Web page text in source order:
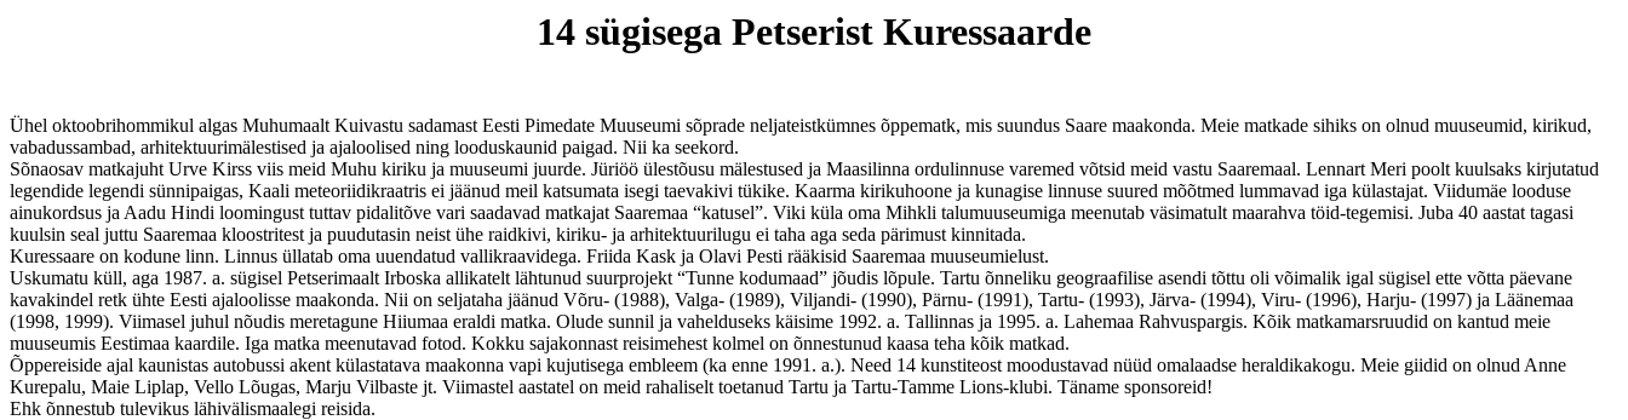
14 sügisega Petserist Kuressaarde
Ühel oktoobrihommikul algas Muhumaalt Kuivastu sadamast Eesti Pimedate Muuseumi sõprade neljateistkümnes õppematk, mis suundus Saare maakonda. Meie matkade sihiks on olnud muuseumid, kirikud,
vabadussambad, arhitektuurimälestised ja ajaloolised ning looduskaunid paigad. Nii ka seekord.
Sõnaosav matkajuht Urve Kirss viis meid Muhu kiriku ja muuseumi juurde. Jüriöö ülestõusu mälestused ja Maasilinna ordulinnuse varemed võtsid meid vastu Saaremaal. Lennart Meri poolt kuulsaks kirjutatud
legendide legendi sünnipaigas, Kaali meteoriidikraatris ei jäänud meil katsumata isegi taevakivi tükike. Kaarma kirikuhoone ja kunagise linnuse suured mõõtmed lummavad iga külastajat. Viidumäe looduse
ainukordsus ja Aadu Hindi loomingust tuttav pidalitõve vari saadavad matkajat Saaremaa “katusel”. Viki küla oma Mihkli talumuuseumiga meenutab väsimatult maarahva töid-tegemisi. Juba 40 aastat tagasi
kuulsin seal juttu Saaremaa kloostritest ja puudutasin neist ühe raidkivi, kiriku- ja arhitektuurilugu ei taha aga seda pärimust kinnitada.
Kuressaare on kodune linn. Linnus üllatab oma uuendatud vallikraavidega. Friida Kask ja Olavi Pesti rääkisid Saaremaa muuseumielust.
Uskumatu küll, aga 1987. a. sügisel Petserimaalt Irboska allikatelt lähtunud suurprojekt “Tunne kodumaad” jõudis lõpule. Tartu õnneliku geograafilise asendi tõttu oli võimalik igal sügisel ette võtta päevane
kavakindel retk ühte Eesti ajaloolisse maakonda. Nii on seljataha jäänud Võru- (1988), Valga- (1989), Viljandi- (1990), Pärnu- (1991), Tartu- (1993), Järva- (1994), Viru- (1996), Harju- (1997) ja Läänemaa
(1998, 1999). Viimasel juhul nõudis meretagune Hiiumaa eraldi matka. Olude sunnil ja vahelduseks käisime 1992. a. Tallinnas ja 1995. a. Lahemaa Rahvuspargis. Kõik matkamarsruudid on kantud meie
muuseumis Eestimaa kaardile. Iga matka meenutavad fotod. Kokku sajakonnast reisimehest kolmel on õnnestunud kaasa teha kõik matkad.
Õppereiside ajal kaunistas autobussi akent külastatava maakonna vapi kujutisega embleem (ka enne 1991. a.). Need 14 kunstiteost moodustavad nüüd omalaadse heraldikakogu. Meie giidid on olnud Anne
Kurepalu, Maie Liplap, Vello Lõugas, Marju Vilbaste jt. Viimastel aastatel on meid rahaliselt toetanud Tartu ja Tartu-Tamme Lions-klubi. Täname sponsoreid!
Ehk õnnestub tulevikus lähivälismaalegi reisida.